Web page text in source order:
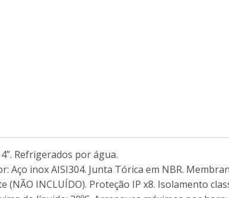
Refrigerados por água.
inox AISI304. Junta Tórica em NBR.
INCLUÍDO). Proteção IP x8. Isolamento